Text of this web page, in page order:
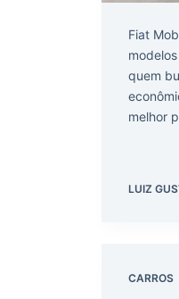
Fiat
quem
melhor
LUIZ
CARROS